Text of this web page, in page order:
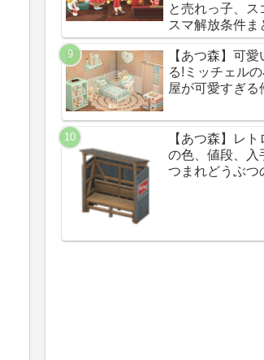
と売れっ子、ス
スマ解放条件ま
【あつ森】可
る!ミッチェル
屋が可愛すぎる
【あつ森】レ
の色、値段、入
つまれどうぶつ